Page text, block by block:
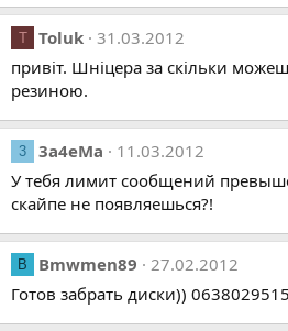
T Toluk 31.03.2012
привіт. Шніцера за скільки
резиною.
3 3a4eMa
11.03.2012
У тебя лимит сообщений
скайпе не появляешься?!
B Bmwmen89
27.02.2012
Готов забрать диски))